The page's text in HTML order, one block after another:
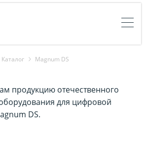
Каталог Magnum DS
продукцию отечественного
для цифровой
DS.